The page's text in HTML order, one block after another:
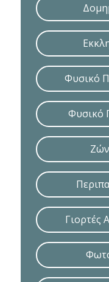
Φυσικό
Φυσικό
Γιορτές